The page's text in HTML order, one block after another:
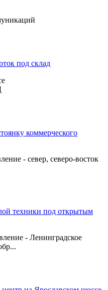
под склад
коммерческого
- север, северо-восток
техники под открытым
- Ленинградское